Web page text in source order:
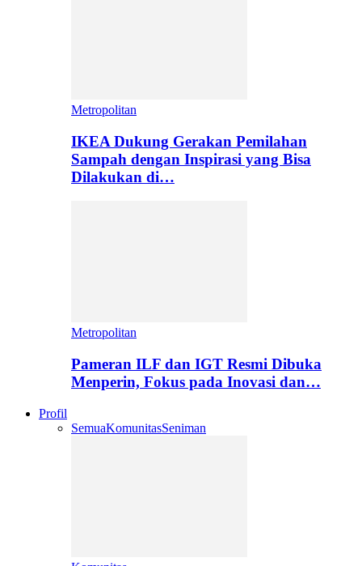
Metropolitan
IKEA Dukung Gerakan Pemilahan
Sampah dengan Inspirasi yang Bisa
Dilakukan di…
Metropolitan
Pameran ILF dan IGT Resmi Dibuka
Menperin, Fokus pada Inovasi dan…
Profil
SemuaKomunitasSeniman